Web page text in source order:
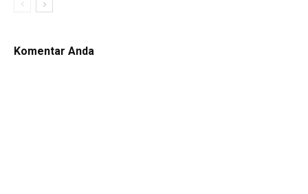
Komentar Anda